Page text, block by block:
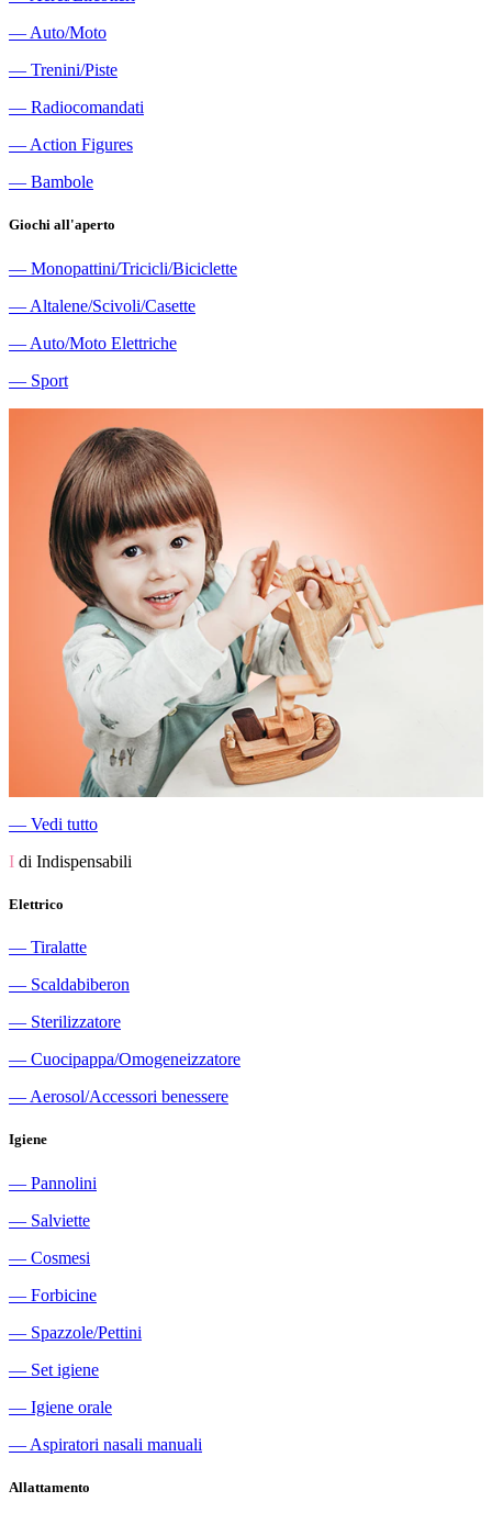
― Auto/Moto
― Trenini/Piste
― Radiocomandati
― Action Figures
― Bambole
Giochi all'aperto
― Monopattini/Tricicli/Biciclette
― Altalene/Scivoli/Casette
― Auto/Moto Elettriche
― Sport
― Vedi tutto
I di Indispensabili
Elettrico
― Tiralatte
― Scaldabiberon
― Sterilizzatore
― Cuocipappa/Omogeneizzatore
― Aerosol/Accessori benessere
Igiene
― Pannolini
― Salviette
― Cosmesi
― Forbicine
― Spazzole/Pettini
― Set igiene
― Igiene orale
― Aspiratori nasali manuali
Allattamento